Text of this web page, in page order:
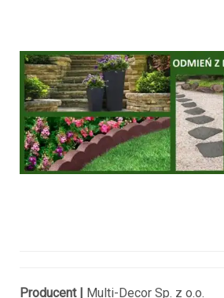
Producent | Multi-Decor Sp. z o.o.